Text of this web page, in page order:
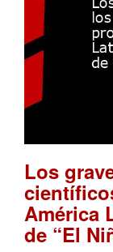
Los
América
de “El